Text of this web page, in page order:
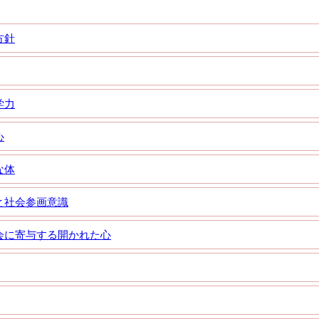
針
力
体
社会参画意識
に寄与する開かれた心